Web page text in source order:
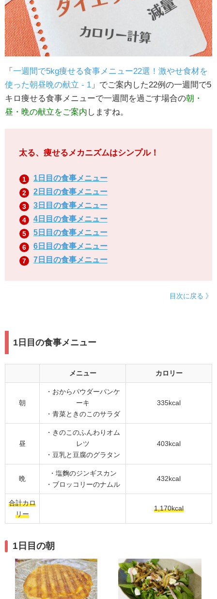
「 一週間で5kg痩せる食事メニュー22選！激やせ食材を
使った朝昼晩の献立 - 1 」でご案内した22例の一週間で5
キロ痩せる食事メニューで一週間を過ごす場合の朝・
昼・晩の献立をご案内 しますね。
太る、痩せるメカニズムはシンプル！
1日目の食事メニュー
2日目の食事メニュー
3日目の食事メニュー
4日目の食事メニュー
5日目の食事メニュー
6日目の食事メニュー
7日目の食事メニュー
目次に戻る 》
1日目の食事メニュー
メニュー カロリー
朝
・おからパウダーパンケ
ーキ
・青菜ときのこのサラダ
335kcal
昼
・きのこのふんわりオム
レツ
・豆乳と豆腐のグラタン
403kcal
晩
・塩麴のジンギスカン
・ブロッコリーのナムル
432kcal
合計カロ
リー
1,170kcal
1日目の朝